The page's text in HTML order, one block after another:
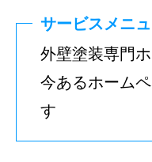
サービスメニ
外壁塗装専門
今あるホーム
す